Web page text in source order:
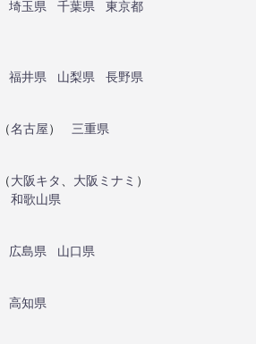
埼玉県 千葉県
東京都
福井県 山梨県
長野県
（名古屋）
三重県
（大阪キタ 大阪ミナミ ）
和歌山県
広島県
山口県
高知県